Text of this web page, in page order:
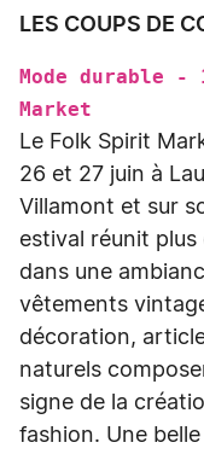
LES COUPS DE
Mode durable
Market
Le Folk Spirit
26 et 27 juin à
Villamont et sur
estival réunit
dans une
vêtements
décoration,
naturels
signe de la
fashion. Une